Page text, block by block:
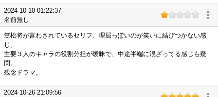
2024-10-10 01:22:37
名前無し
笠松将が言わされているセリフ、理屈っぽいのが笑いに結びつかない感
じ。
主要３人のキャラの役割分担が曖昧で、中途半端に混ざってる感じも疑
問。
残念ドラマ。
2024-10-26 21:09:56